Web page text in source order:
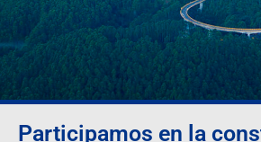
Destination Sport Miami, Florida.
Participamos en la